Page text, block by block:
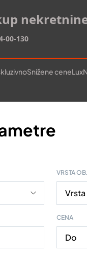
00-130
Snižene ceneLux
VRSTA
CENA